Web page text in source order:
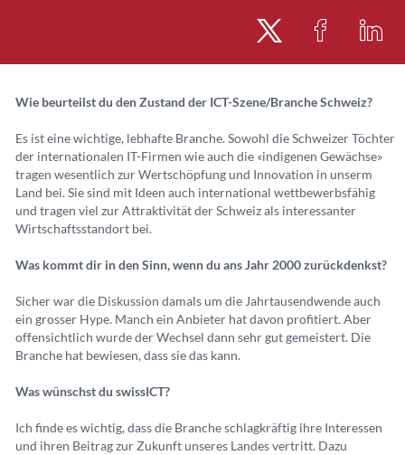
Wie beurteilst du den Zustand der ICT-Szene/Branche Schweiz?
Es ist eine wichtige, lebhafte Branche. Sowohl die Schweizer Töchter
der internationalen IT-Firmen wie auch die «indigenen Gewächse»
tragen wesentlich zur Wertschöpfung und Innovation in unserm
Land bei. Sie sind mit Ideen auch international wettbewerbsfähig
und tragen viel zur Attraktivität der Schweiz als interessanter
Wirtschaftsstandort bei.
Was kommt dir in den Sinn, wenn du ans Jahr 2000 zurückdenkst?
Sicher war die Diskussion damals um die Jahrtausendwende auch
ein grosser Hype. Manch ein Anbieter hat davon profitiert. Aber
offensichtlich wurde der Wechsel dann sehr gut gemeistert. Die
Branche hat bewiesen, dass sie das kann.
Was wünschst du swissICT?
Ich finde es wichtig, dass die Branche schlagkräftig ihre Interessen
und ihren Beitrag zur Zukunft unseres Landes vertritt. Dazu